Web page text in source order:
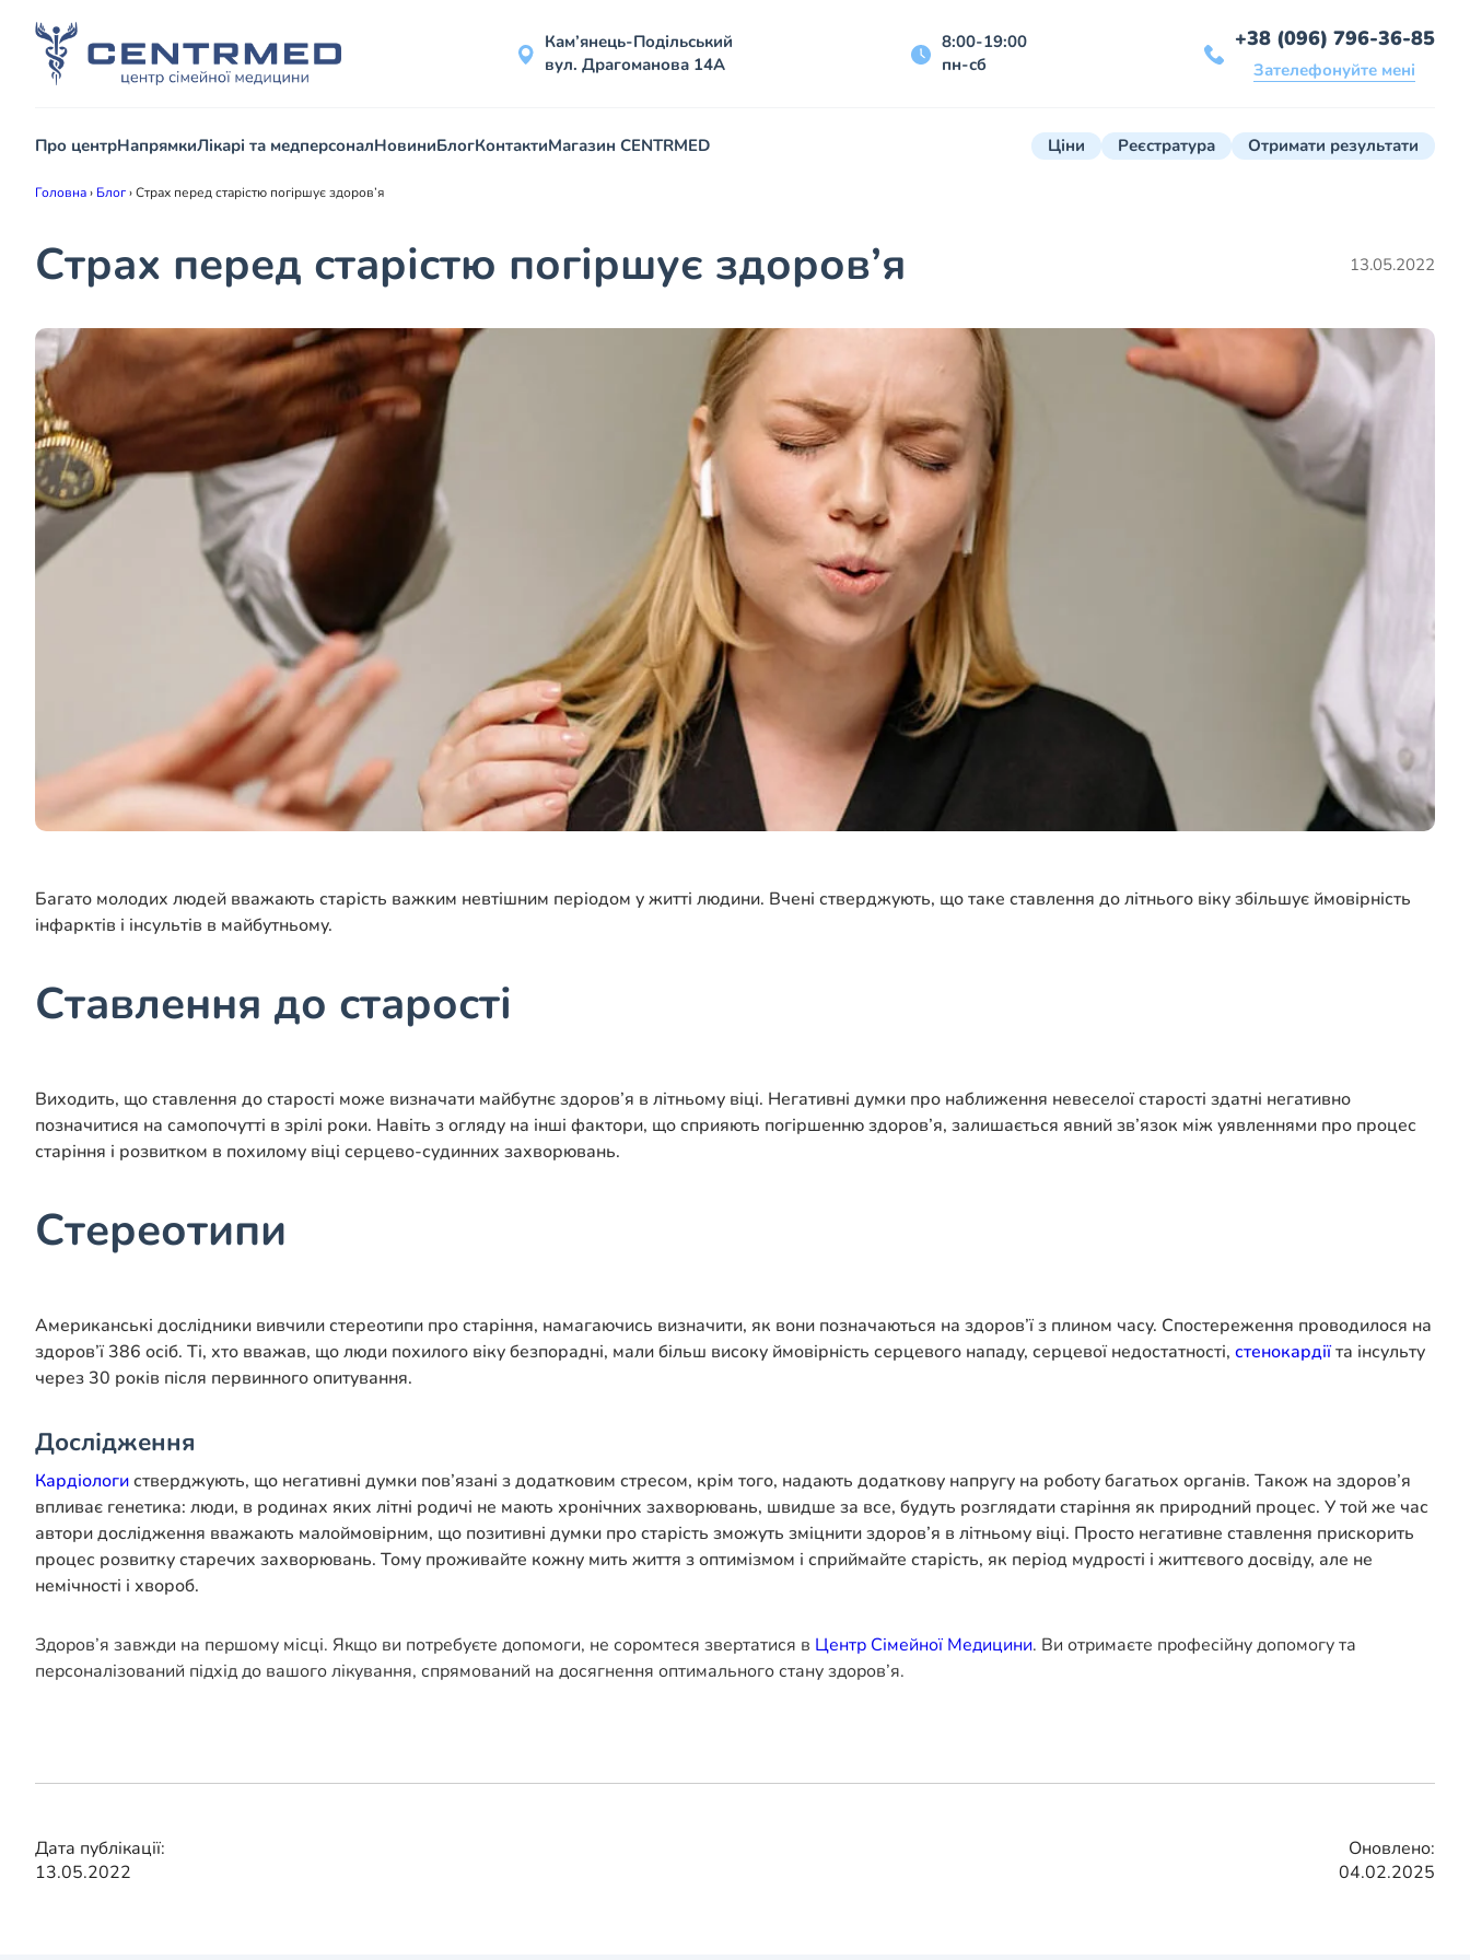
Кам’янець-Подільський
вул. Драгоманова 14А
8:00-19:00
пн-сб
+38 (096) 796-36-85
Зателефонуйте мені
Про центрНапрямкиЛікарі та медперсоналНовиниБлогКонтактиМагазин CENTRMED Ціни Реєстратура Отримати результати
Головна› Блог›Страх перед старістю погіршує здоров’я
Страх перед старістю погіршує здоров’я 13.05.2022
Багато молодих людей вважають старість важким невтішним періодом у житті людини. Вчені стверджують, що таке ставлення до літнього віку збільшує ймовірність
інфарктів і інсультів в майбутньому.
Ставлення до старості
Виходить, що ставлення до старості може визначати майбутнє здоров’я в літньому віці. Негативні думки про наближення невеселої старості здатні негативно
позначитися на самопочутті в зрілі роки. Навіть з огляду на інші фактори, що сприяють погіршенню здоров’я, залишається явний зв’язок між уявленнями про процес
старіння і розвитком в похилому віці серцево-судинних захворювань.
Стереотипи
Американські дослідники вивчили стереотипи про старіння, намагаючись визначити, як вони позначаються на здоров’ї з плином часу. Спостереження проводилося на
здоров’ї 386 осіб. Ті, хто вважав, що люди похилого віку безпорадні, мали більш високу ймовірність серцевого нападу, серцевої недостатності, стенокардіїта інсульту
через 30 років після первинного опитування.
Дослідження
Кардіологистверджують, що негативні думки пов’язані з додатковим стресом, крім того, надають додаткову напругу на роботу багатьох органів. Також на здоров’я
впливає генетика: люди, в родинах яких літні родичі не мають хронічних захворювань, швидше за все, будуть розглядати старіння як природний процес. У той же час
автори дослідження вважають малоймовірним, що позитивні думки про старість зможуть зміцнити здоров’я в літньому віці. Просто негативне ставлення прискорить
процес розвитку старечих захворювань. Тому проживайте кожну мить життя з оптимізмом і сприймайте старість, як період мудрості і життєвого досвіду, але не
немічності і хвороб.
Здоров’я завжди на першому місці. Якщо ви потребуєте допомоги, не соромтеся звертатися в Центр Сімейної Медицини. Ви отримаєте професійну допомогу та
персоналізований підхід до вашого лікування, спрямований на досягнення оптимального стану здоров’я.
Дата публікації:
13.05.2022
Оновлено:
04.02.2025